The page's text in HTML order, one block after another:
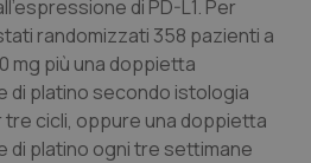
di PD-L1. Per
randomizzati 358 pazienti a
mg più una doppietta
di platino secondo istologia
cicli, oppure una doppietta
di platino ogni tre settimane